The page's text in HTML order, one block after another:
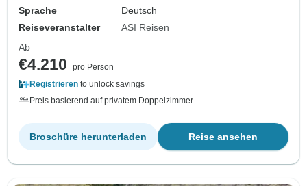
Sprache
Deutsch
Reiseveranstalter
ASI Reisen
Ab
€4.210
pro Person
Registrieren to unlock savings
Preis basierend auf privatem Doppelzimmer
Reise ansehen
Broschüre herunterladen